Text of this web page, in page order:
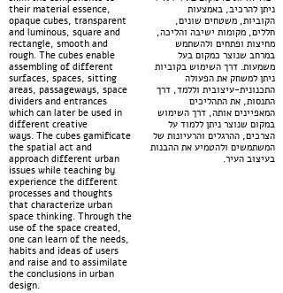
ניתן להרכיב, באמצעות
הקוביות, משטחים שונים,
חללים, מקומות ישיבה והליכה,
מחיצות ופתחים ולהשתמש
במרחב שנוצר כמקום בעל
משמעות. דרך השימוש בקוביות
ניתן למשחק את הפעולה
התכנונית-עיצובית וללמד, דרך
התנסות, את התהליכים
המאפיינים אותה, דרך השימוש
במקום שנוצר ניתן ללמוד על
הצרכים, ההרגלים והרעיונות של
המשתמשים ולהטמיע את ההבנות
בעיצוב העיר.
their material essence,
opaque cubes, transparent
and luminous, square and
rectangle, smooth and
rough. The cubes enable
assembling of different
surfaces, spaces, sitting
areas, passageways, space
dividers and entrances
which can later be used in
different creative
ways. The cubes gamificate
the spatial act and
approach different urban
issues while teaching by
experience the different
processes and thoughts
that characterize urban
space thinking. Through the
use of the space created,
one can learn of the needs,
habits and ideas of users
and raise and to assimilate
the conclusions in urban
design.